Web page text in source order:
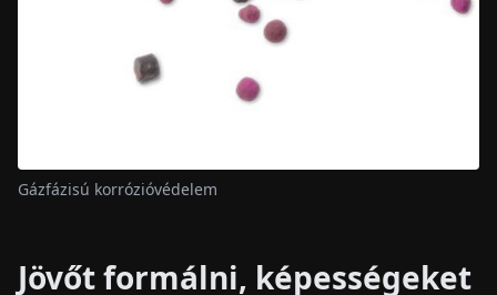
Gázfázisú korrózióvédelem
Jövőt formálni, képességeket